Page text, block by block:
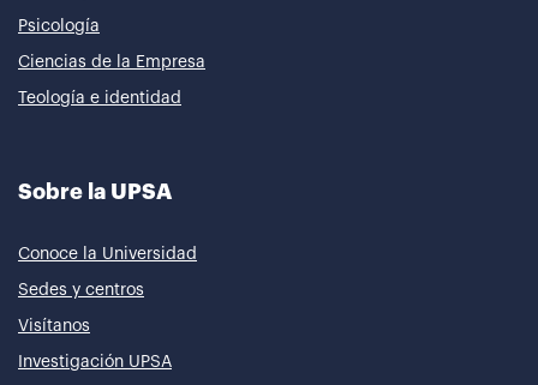
Psicología
Ciencias de la Empresa
Teología e identidad
Sobre la UPSA
Conoce la Universidad
Sedes y centros
Visítanos
Investigación UPSA